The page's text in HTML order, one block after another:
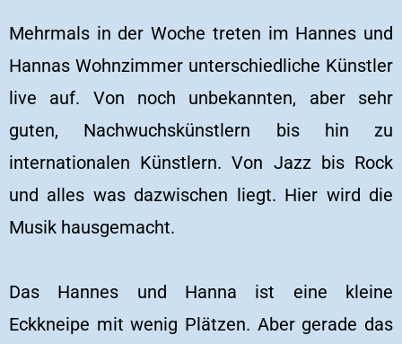
Mehrmals in der Woche treten im Hannes und
Hannas Wohnzimmer unterschiedliche Künstler
live auf. Von noch unbekannten, aber sehr
guten, Nachwuchskünstlern bis hin zu
internationalen Künstlern. Von Jazz bis Rock
und alles was dazwischen liegt. Hier wird die
Musik hausgemacht.
Das Hannes und Hanna ist eine kleine
Eckkneipe mit wenig Plätzen. Aber gerade das